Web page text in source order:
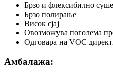
Брзо и флексибилно
Брзо полирање
Висок сјај
Овозможува поголема
Одговара на VOC
Амбалажа: